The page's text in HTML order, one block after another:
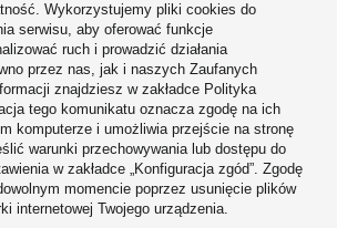
napięcie wsteczne (zaporowe),
ciągły prąd przewodzenia,
w kierunku przewodzenia,
przełączania
sięwiele różnych diod
. Przyjrzyjmy się kilku
Wykorzystujemy pliki cookies do
serwisu, aby oferować funkcje
ruch i prowadzić działania
przez nas, jak i naszych Zaufanych
znajdziesz w zakładce Polityka
tego komunikatu oznacza zgodę na ich
komputerze i umożliwia przejście na stronę
warunki przechowywania lub dostępu do
w zakładce „Konfiguracja zgód”. Zgodę
momencie poprzez usunięcie plików
internetowej Twojego urządzenia.